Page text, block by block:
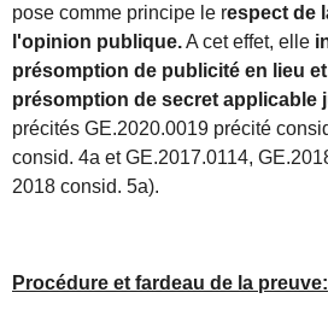
pose comme principe le respect de
l'opinion publique.A cet effet, elle
présomption de publicité en lieu
présomption de secret applicable
précités GE.2020.0019 précité
consid. 4a et GE.2017.0114,
2018 consid. 5a).
Procédure et fardeau de la preuve: